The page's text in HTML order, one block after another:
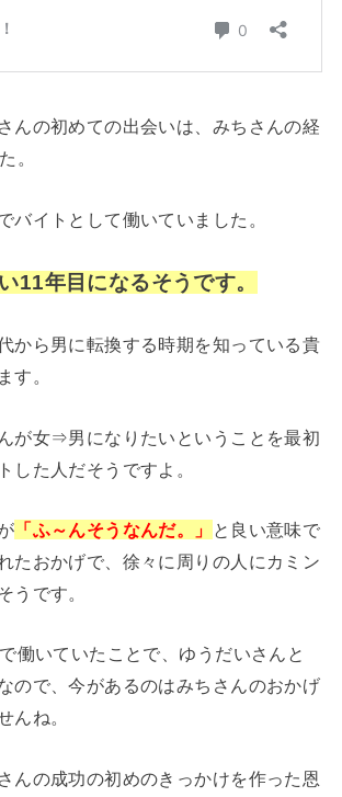
んの初めての出会いは、みちさんの経
。
バイトとして働いていました。
11年目になるそうです。
から男に転換する時期を知っている貴
す。
が女⇒男になりたいということを最初
した人だそうですよ。
「ふ～んそうなんだ。」
と良い意味で
たおかげで、徐々に周りの人にカミン
うです。
働いていたことで、ゆうだいさんと
ので、今があるのはみちさんのおかげ
んね。
んの成功の初めのきっかけを作った恩